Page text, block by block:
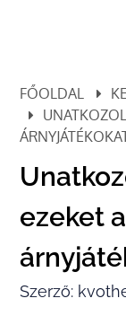
FŐOLDAL
ezeket
Szerző: